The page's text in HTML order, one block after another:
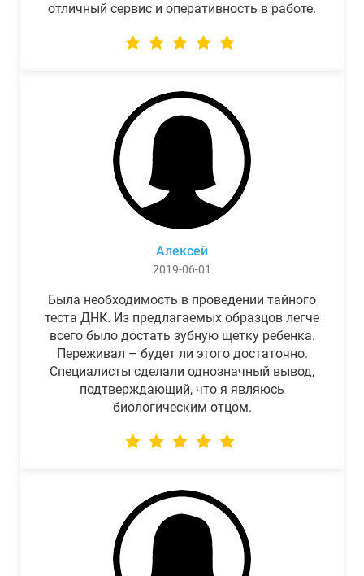
отличный сервис и оперативность в работе.
Алексей
2019-06-01
Была необходимость в проведении тайного
теста ДНК. Из предлагаемых образцов легче
всего было достать зубную щетку ребенка.
Переживал – будет ли этого достаточно.
Специалисты сделали однозначный вывод,
подтверждающий, что я являюсь
биологическим отцом.